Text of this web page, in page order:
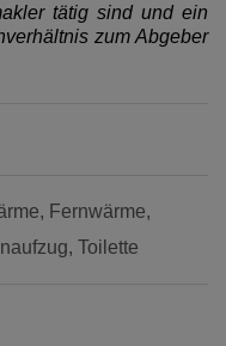
tätig sind und ein
zum Abgeber
Fernwärme
Toilette